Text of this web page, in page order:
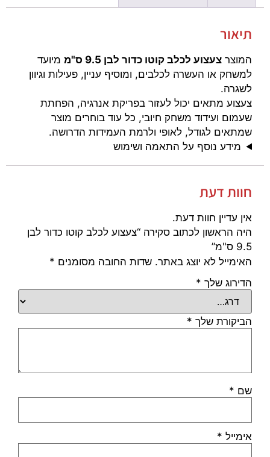
תיאור
המוצר צעצוע לכלב קוטו כדור לבן 9.5 ס"מ
מיועד
למשחק או העשרה לכלבים, ומוסיף עניין, פעילות וגיוון
לשגרה.
צעצוע מתאים יכול לעזור בפריקת אנרגיה, הפחתת
שעמום ועידוד משחק חיובי, כל עוד בוחרים מוצר
שמתאים לגודל, לאופי ולרמת העמידות הדרושה.
מידע נוסף על התאמה ושימוש
חוות דעת
אין עדיין חוות דעת.
היה הראשון לכתוב סקירה “צעצוע לכלב קוטו כדור לבן
9.5 ס"מ”
האימייל לא יוצג באתר. שדות החובה מסומנים *
הדירוג שלך *
הביקורת שלך *
שם *
אימייל *